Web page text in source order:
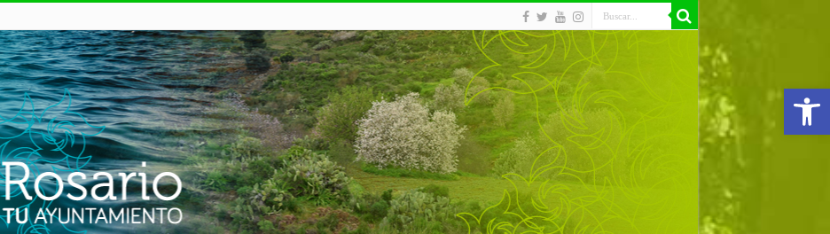
Abrir